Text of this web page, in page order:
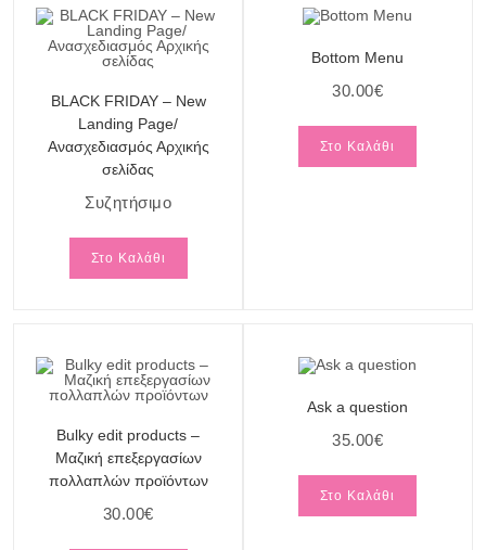
BLACK FRIDAY – New
Landing Page/
Ανασχεδιασμός Αρχικής
σελίδας
Συζητήσιμο
Στο Καλάθι
Bottom Menu
30.00€
Στο Καλάθι
Bulky edit products –
Μαζική επεξεργασίων
πολλαπλών προϊόντων
30.00€
Ask a question
35.00€
Στο Καλάθι